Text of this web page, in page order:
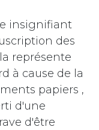
insignifiant
des
représente
à cause de la
papiers ,
d'une
d'être